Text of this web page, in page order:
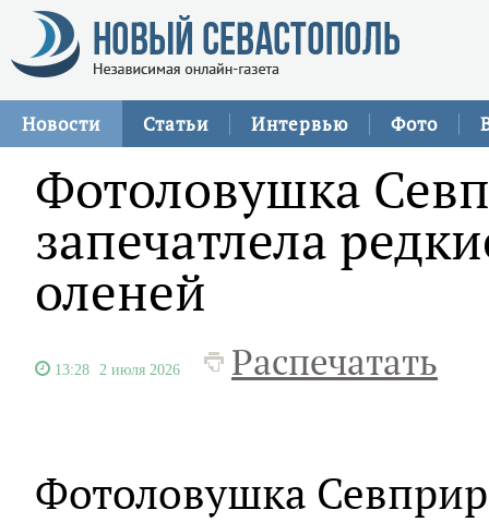
Новости Статьи Интервью Фото
Фотоловушка
запечатлела
оленей
13:28 2 июля 2026 Распечатать
Фотоловушка